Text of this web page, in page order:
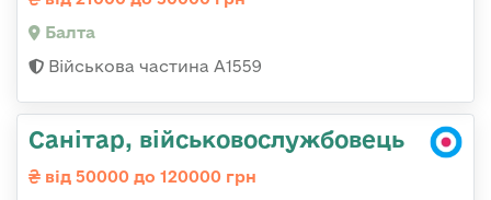
Балта
Військова частина А1559
Санітар, військовослужбовець
від 50000 до 120000 грн